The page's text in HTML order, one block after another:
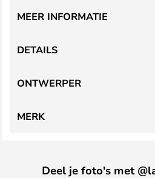
DETAILS
MEER INFORMATIE
ONTWERPER
MERK
Deel je foto's met